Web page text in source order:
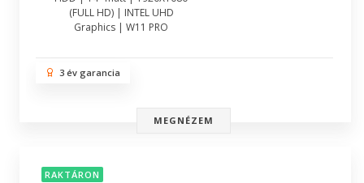
(FULL HD) | INTEL UHD
Graphics | W11 PRO
3 év garancia
MEGNÉZEM
RAKTÁRON